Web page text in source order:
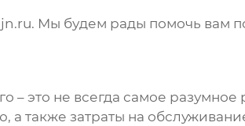
. Мы будем рады помочь вам
– это не всегда самое
а также затраты на